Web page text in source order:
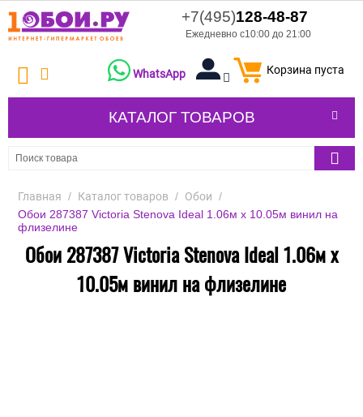
+7(495)128-48-87
Ежедневно с10:00 до 21:00
Корзина пуста
WhatsApp
КАТАЛОГ ТОВАРОВ
Главная / Каталог товаров / Обои /
Обои 287387 Victoria Stenova Ideal 1.06м x 10.05м винил на
флизелине
Обои 287387 Victoria Stenova Ideal 1.06м x
10.05м винил на флизелине